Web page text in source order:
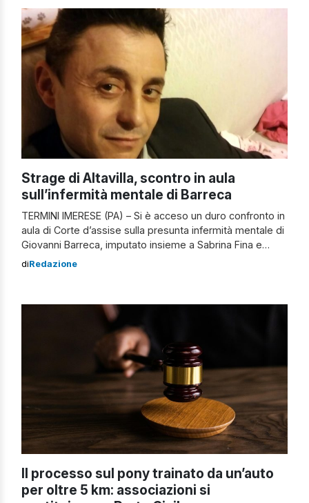
Faro, ha scelto di non rispondere alle domande […]
Strage di Altavilla, scontro in aula
sull’infermità mentale di Barreca
TERMINI IMERESE (PA) – Si è acceso un duro confronto in
aula di Corte d’assise sulla presunta infermità mentale di
Giovanni Barreca, imputato insieme a Sabrina Fina e
Massimo Carandente per la strage avvenuta nella villetta
psicologa e criminologa, e Alberto […]
diRedazione
Il processo sul pony trainato da un’auto
per oltre 5 km: associazioni si